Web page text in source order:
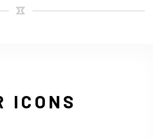
ICONS